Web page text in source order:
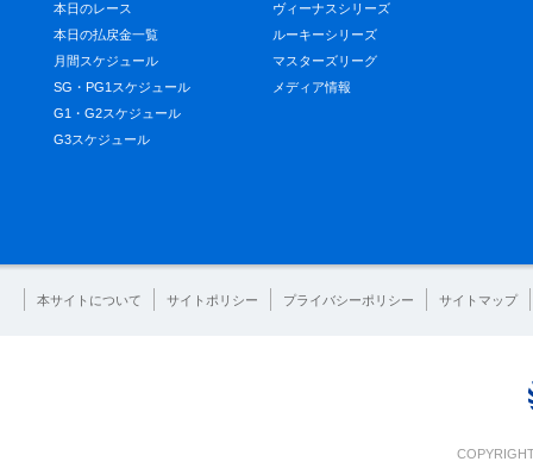
本日のレース
本日の払戻金一覧
月間スケジュール
SG・PG1スケジュール
G1・G2スケジュール
G3スケジュール
ヴィーナスシリーズ
ルーキーシリーズ
マスターズリーグ
メディア情報
本サイトについて サイトポリシー プライバシーポリシー サイトマップ